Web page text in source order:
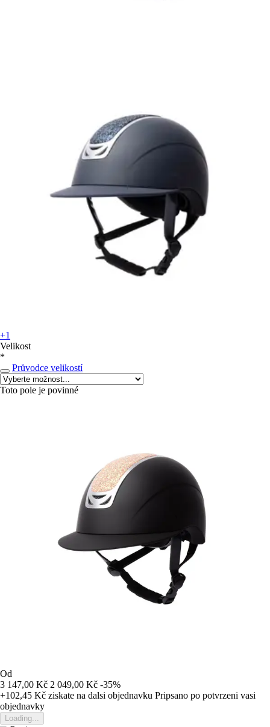
+1
Velikost
*
Průvodce velikostí
Toto pole je povinné
Od
3 147,00 Kč 2 049,00 Kč -35%
+102,45 Kč ziskate na dalsi objednavku Pripsano po potvrzeni vasi
objednavky
Loading...